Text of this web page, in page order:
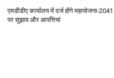
एमडीडीए कार्यालय में दर्ज होंगे महायोजना-2041
पर सुझाव और आपत्तियां